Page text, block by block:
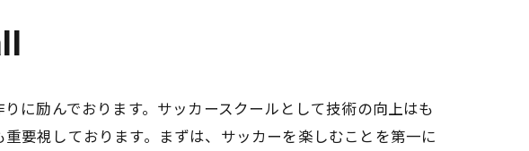
に励んでおります。サッカースクールとして技術の向上はも
要視しております。まずは、サッカーを楽しむことを第一に